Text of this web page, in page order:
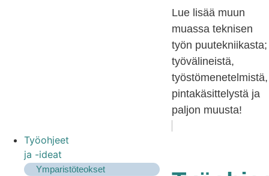
Lue lisää muun
muassa teknisen
työn puutekniikasta;
työvälineistä,
työstömenetelmistä,
pintakäsittelystä ja
paljon muusta!
Työohjeet
ja -ideat
Ymparistöteokset